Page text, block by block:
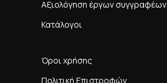
Αξιολόγηση έργων συγγραφέων
Κατάλογοι
Όροι χρήσης
Πολιτική Επιστροφών